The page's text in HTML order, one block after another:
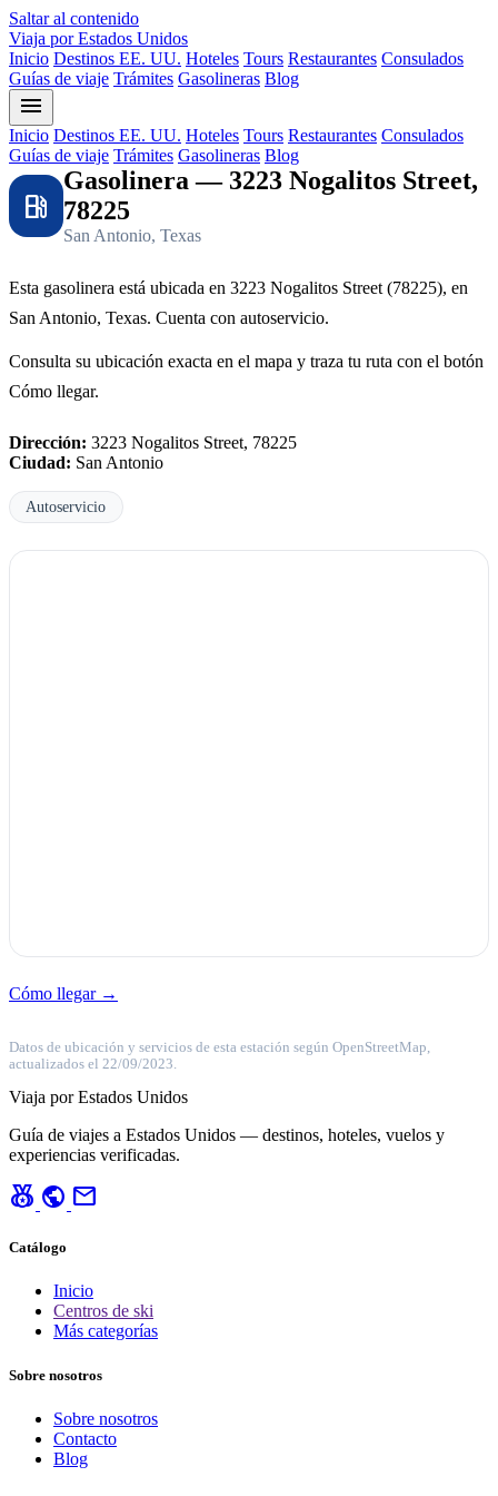
Saltar al contenido
Viaja por Estados Unidos
Inicio Destinos EE. UU. Hoteles Tours Restaurantes Consulados
Guías de viaje Trámites Gasolineras Blog
menu
Inicio Destinos EE. UU. Hoteles Tours Restaurantes Consulados
Guías de viaje Trámites Gasolineras Blog
local_gas_station
Gasolinera — 3223 Nogalitos Street,
78225
San Antonio, Texas
Esta gasolinera está ubicada en 3223 Nogalitos Street (78225), en
San Antonio, Texas. Cuenta con autoservicio.
Consulta su ubicación exacta en el mapa y traza tu ruta con el botón
Cómo llegar.
Dirección: 3223 Nogalitos Street, 78225
Ciudad: San Antonio
Autoservicio
Cómo llegar →
Datos de ubicación y servicios de esta estación según OpenStreetMap,
actualizados el 22/09/2023.
Viaja por Estados Unidos
Guía de viajes a Estados Unidos — destinos, hoteles, vuelos y
experiencias verificadas.
social_leaderboard public mail
Catálogo
Inicio
Centros de ski
Más categorías
Sobre nosotros
Sobre nosotros
Contacto
Blog